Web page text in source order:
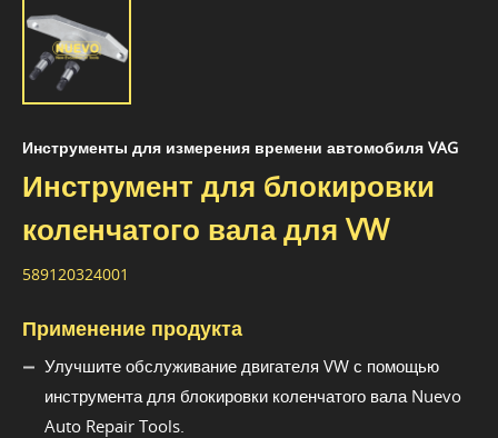
Инструменты для измерения времени автомобиля VAG
Инструмент для блокировки
коленчатого вала для VW
589120324001
Применение продукта
Улучшите обслуживание двигателя VW с помощью
инструмента для блокировки коленчатого вала Nuevo
Auto Repair Tools.